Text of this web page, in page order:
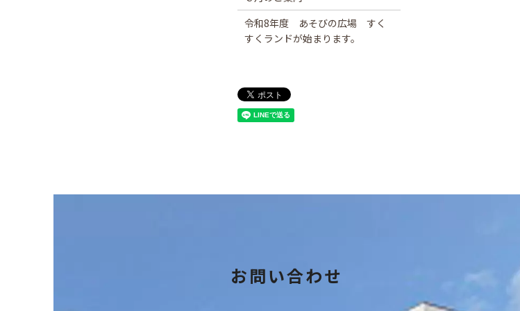
令和8年度 あそびの広場 すく
すくランドが始まります。
お問い合わせ